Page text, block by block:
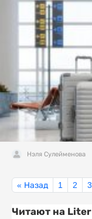
Нэля Сулейменова
« Назад 1 2 3
Читают на Liter